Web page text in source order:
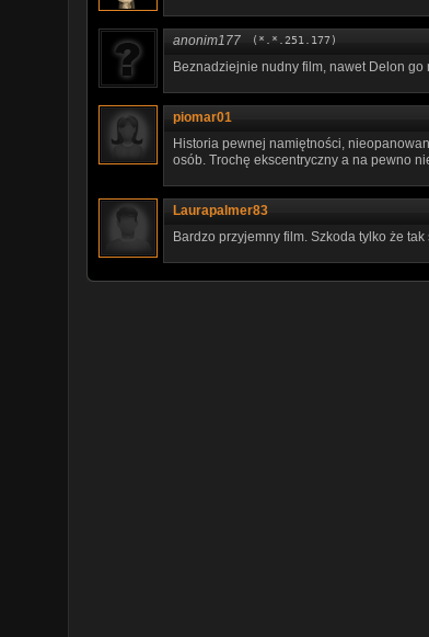
anonim177 (*.*.251.177)
Beznadziejnie nudny film, nawet Delon go
piomar01
Historia pewnej namiętności,
osób. Trochę ekscentryczny a na pewno
Laurapalmer83
Bardzo przyjemny film. Szkoda tylko że tak